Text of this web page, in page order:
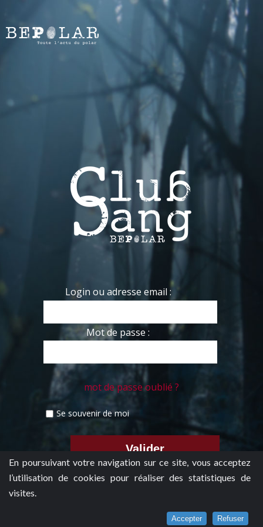
En poursuivant votre navigation sur ce site, vous acceptez
l’utilisation de cookies pour réaliser des statistiques de
visites.
Accepter Refuser
Login ou adresse email :
Mot de passe :
mot de passe oublié ?
Se souvenir de moi